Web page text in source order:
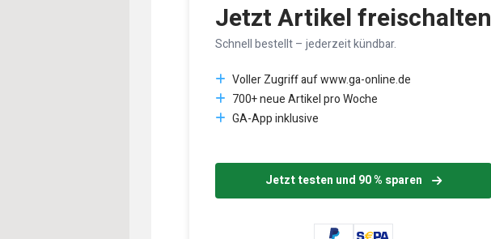
Jetzt Artikel freischalten
Schnell bestellt – jederzeit kündbar.
Voller Zugriff auf www.ga-online.de
700+ neue Artikel pro Woche
GA-App inklusive
Jetzt testen und 90 % sparen